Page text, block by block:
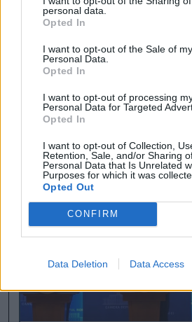
personal data.
Opted In
I want to opt-out of the Sale of my
Personal Data.
Opted In
I want to opt-out of processing
Personal Data for Targeted
Opted In
I want to opt-out of Collection,
Retention, Sale, and/or Sharing
Personal Data that Is Unrelated
Purposes for which it was
Opted Out
CONFIRM
Data Deletion Data Access
párt parlamenti
nyomán ugyanakkor az
Diszkriminációellenes Tanács
miniszterelnök beszéde
korábban írtuk